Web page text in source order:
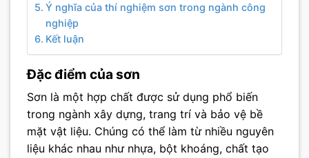
Ý nghĩa của thí nghiệm sơn trong ngành công
nghiệp
Kết luận
Đặc điểm của sơn
Sơn là một hợp chất được sử dụng phổ biến
trong ngành xây dựng, trang trí và bảo vệ bề
mặt vật liệu. Chúng có thể làm từ nhiều nguyên
liệu khác nhau như nhựa, bột khoáng, chất tạo